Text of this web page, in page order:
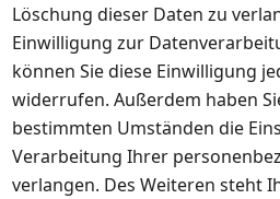
Löschung dieser Daten zu
Einwilligung zur
können Sie diese Einwilligung
widerrufen. Außerdem haben
bestimmten Umständen die
Verarbeitung Ihrer
verlangen. Des Weiteren steht